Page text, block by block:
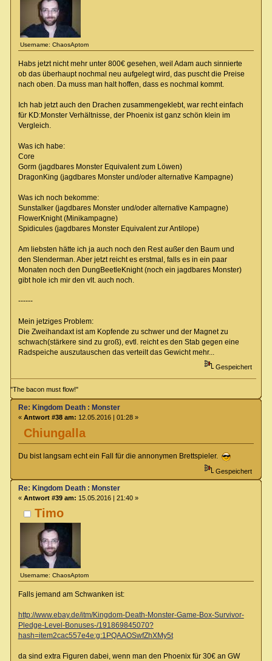
Username: ChaosAptom
Habs jetzt nicht mehr unter 800€ gesehen, weil Adam auch sinnierte
ob das überhaupt nochmal neu aufgelegt wird, das puscht die Preise
nach oben. Da muss man halt hoffen, dass es nochmal kommt.
Ich hab jetzt auch den Drachen zusammengeklebt, war recht einfach
für KD:Monster Verhältnisse, der Phoenix ist ganz schön klein im
Vergleich.
Was ich habe:
Core
Gorm (jagdbares Monster Equivalent zum Löwen)
DragonKing (jagdbares Monster und/oder alternative Kampagne)
Was ich noch bekomme:
Sunstalker (jagdbares Monster und/oder alternative Kampagne)
FlowerKnight (Minikampagne)
Spidicules (jagdbares Monster Equivalent zur Antilope)
Am liebsten hätte ich ja auch noch den Rest außer den Baum und
den Slenderman. Aber jetzt reicht es erstmal, falls es in ein paar
Monaten noch den DungBeetleKnight (noch ein jagdbares Monster)
gibt hole ich mir den vlt. auch noch.
------
Mein jetziges Problem:
Die Zweihandaxt ist am Kopfende zu schwer und der Magnet zu
schwach(stärkere sind zu groß), evtl. reicht es den Stab gegen eine
Radspeiche auszutauschen das verteilt das Gewicht mehr...
Gespeichert
"The bacon must flow!"
Chiungalla
Re: Kingdom Death : Monster
« Antwort #38 am: 12.05.2016 | 01:28 »
Du bist langsam echt ein Fall für die annonymen Brettspieler.
Gespeichert
Timo
Username: ChaosAptom
Re: Kingdom Death : Monster
« Antwort #39 am: 15.05.2016 | 21:40 »
Falls jemand am Schwanken ist:
http://www.ebay.de/itm/Kingdom-Death-Monster-Game-Box-Survivor-
Pledge-Level-Bonuses-/191869845070?
hash=item2cac557e4e:g:1PQAAOSwfZhXMy5t
da sind extra Figuren dabei, wenn man den Phoenix für 30€ an GW